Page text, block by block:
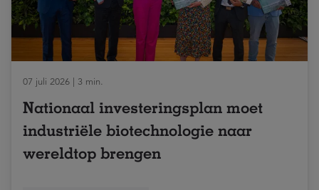
07 juli 2026 | 3 min.
Nationaal investeringsplan moet
industriële biotechnologie naar
wereldtop brengen